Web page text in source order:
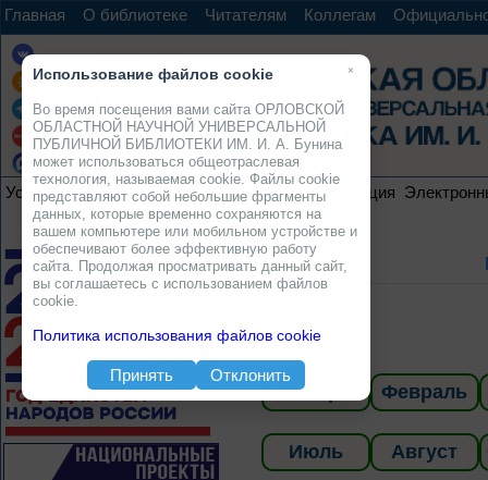
Главная О библиотеке Читателям Коллегам
Услуги Ресурсы Проекты Электронная коллекция
×
Использование файлов cookie
Во время посещения вами сайта ОРЛОВСКОЙ
ОБЛАСТНОЙ НАУЧНОЙ УНИВЕРСАЛЬНОЙ
ПУБЛИЧНОЙ БИБЛИОТЕКИ ИМ. И. А. Бунина
может использоваться общеотраслевая
технология, называемая cookie. Файлы cookie
представляют собой небольшие фрагменты
данных, которые временно сохраняются на
вашем компьютере или мобильном устройстве и
обеспечивают более эффективную работу
сайта. Продолжая просматривать данный сайт,
вы соглашаетесь с использованием файлов
cookie.
Политика использования файлов cookie
Принять Отклонить